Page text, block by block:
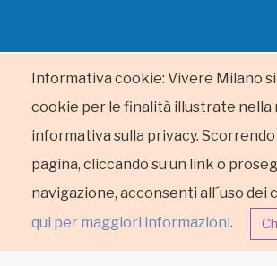
Informativa cookie: Vivere Milano si
cookie per le finalità illustrate nella
informativa sulla privacy.
pagina, cliccando su un link o
navigazione, acconsenti all´uso dei
qui per maggiori informazioni.